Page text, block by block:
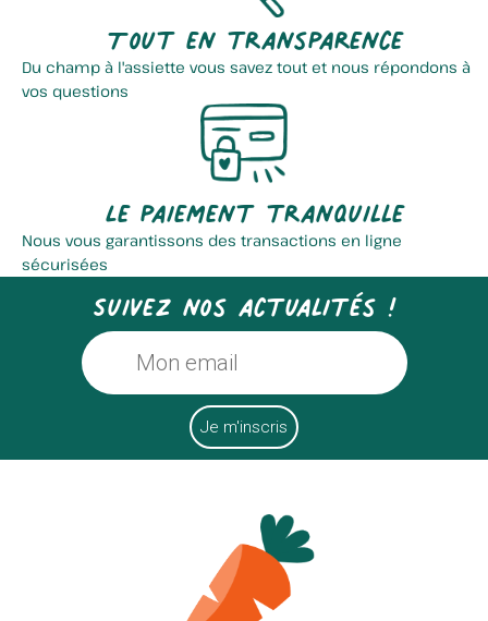
Tout en transparence
Du champ à l'assiette vous savez tout et nous répondons à
vos questions
Le paiement tranquille
Nous vous garantissons des transactions en ligne
sécurisées
Suivez nos actualités !